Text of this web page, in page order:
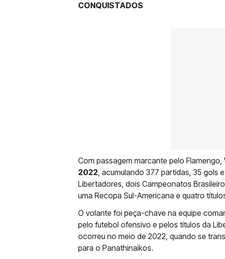
CONQUISTADOS
Com passagem marcante pelo Flamengo,
2022, acumulando 377 partidas, 35 gols
Libertadores, dois Campeonatos
uma Recopa Sul-Americana e quatro
O volante foi peça-chave na equipe
pelo futebol ofensivo e pelos títulos da
ocorreu no meio de 2022, quando se
para o Panathinaikos.